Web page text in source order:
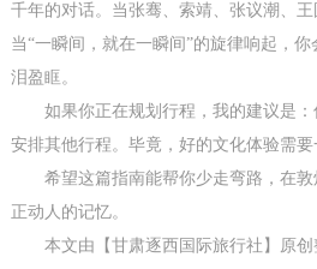
千年的对话。当张骞、索靖、张议潮、王
当“一瞬间，就在一瞬间”的旋律响起，
泪盈眶。
如果你正在规划行程，我的建议是
安排其他行程。毕竟，好的文化体验需要
希望这篇指南能帮你少走弯路，在
正动人的记忆。
本文由【甘肃逐西国际旅行社】原